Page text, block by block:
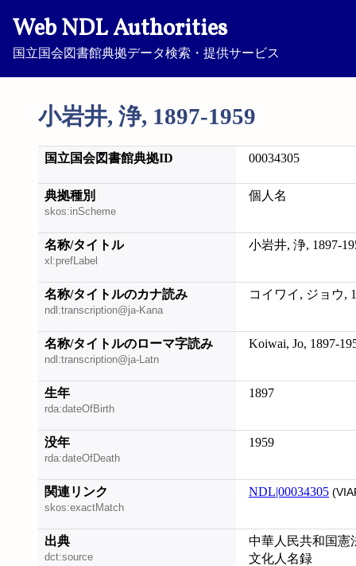
Web NDL Authorities
国立国会図書館典拠データ検索・提供サービス
小岩井, 浄, 1897-1959
国立国会図書館典拠ID 00034305
典拠種別
skos:inScheme
個人名
名称/タイトル
xl:prefLabel
小岩井, 浄, 1897-
名称/タイトルのカナ読み
ndl:transcription@ja-Kana
コイワイ, ジョウ,
名称/タイトルのローマ字読み
ndl:transcription@ja-Latn
Koiwai, Jo, 1897-
生年
rda:dateOfBirth
1897
没年
rda:dateOfDeath
1959
関連リンク
skos:exactMatch
NDL|00034305
出典
dct:source
中華人民共和国憲
文化人名録